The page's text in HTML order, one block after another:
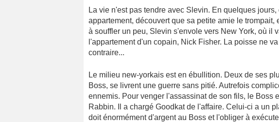
La vie n'est pas tendre avec Slevin. En quelques
appartement, découvert que sa petite amie le
à souffler un peu, Slevin s'envole vers New York, où il
l'appartement d'un copain, Nick Fisher. La poisse ne
contraire...
Le milieu new-yorkais est en ébullition. Deux de ses
Boss, se livrent une guerre sans pitié. Autrefois
ennemis. Pour venger l'assassinat de son fils, le Boss
Rabbin. Il a chargé Goodkat de l'affaire. Celui-ci a un
doit énormément d'argent au Boss et l'obliger à